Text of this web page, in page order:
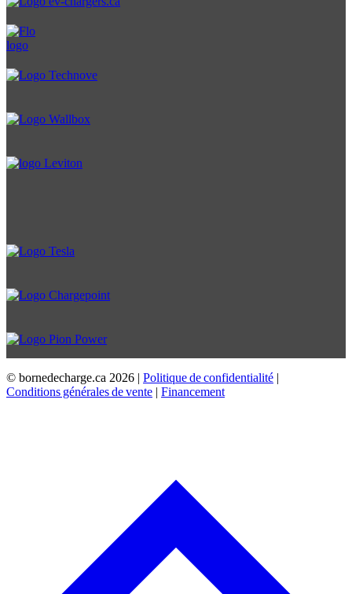
© bornedecharge.ca 2026 | Politique de confidentialité |
Conditions générales de vente | Financement